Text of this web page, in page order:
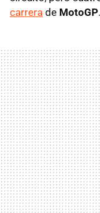
carrera de MotoGP.